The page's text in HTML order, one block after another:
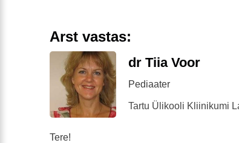
Arst vastas:
dr Tiia Voor
Pediaater
Tartu Ülikooli Kliinikumi
Tere!